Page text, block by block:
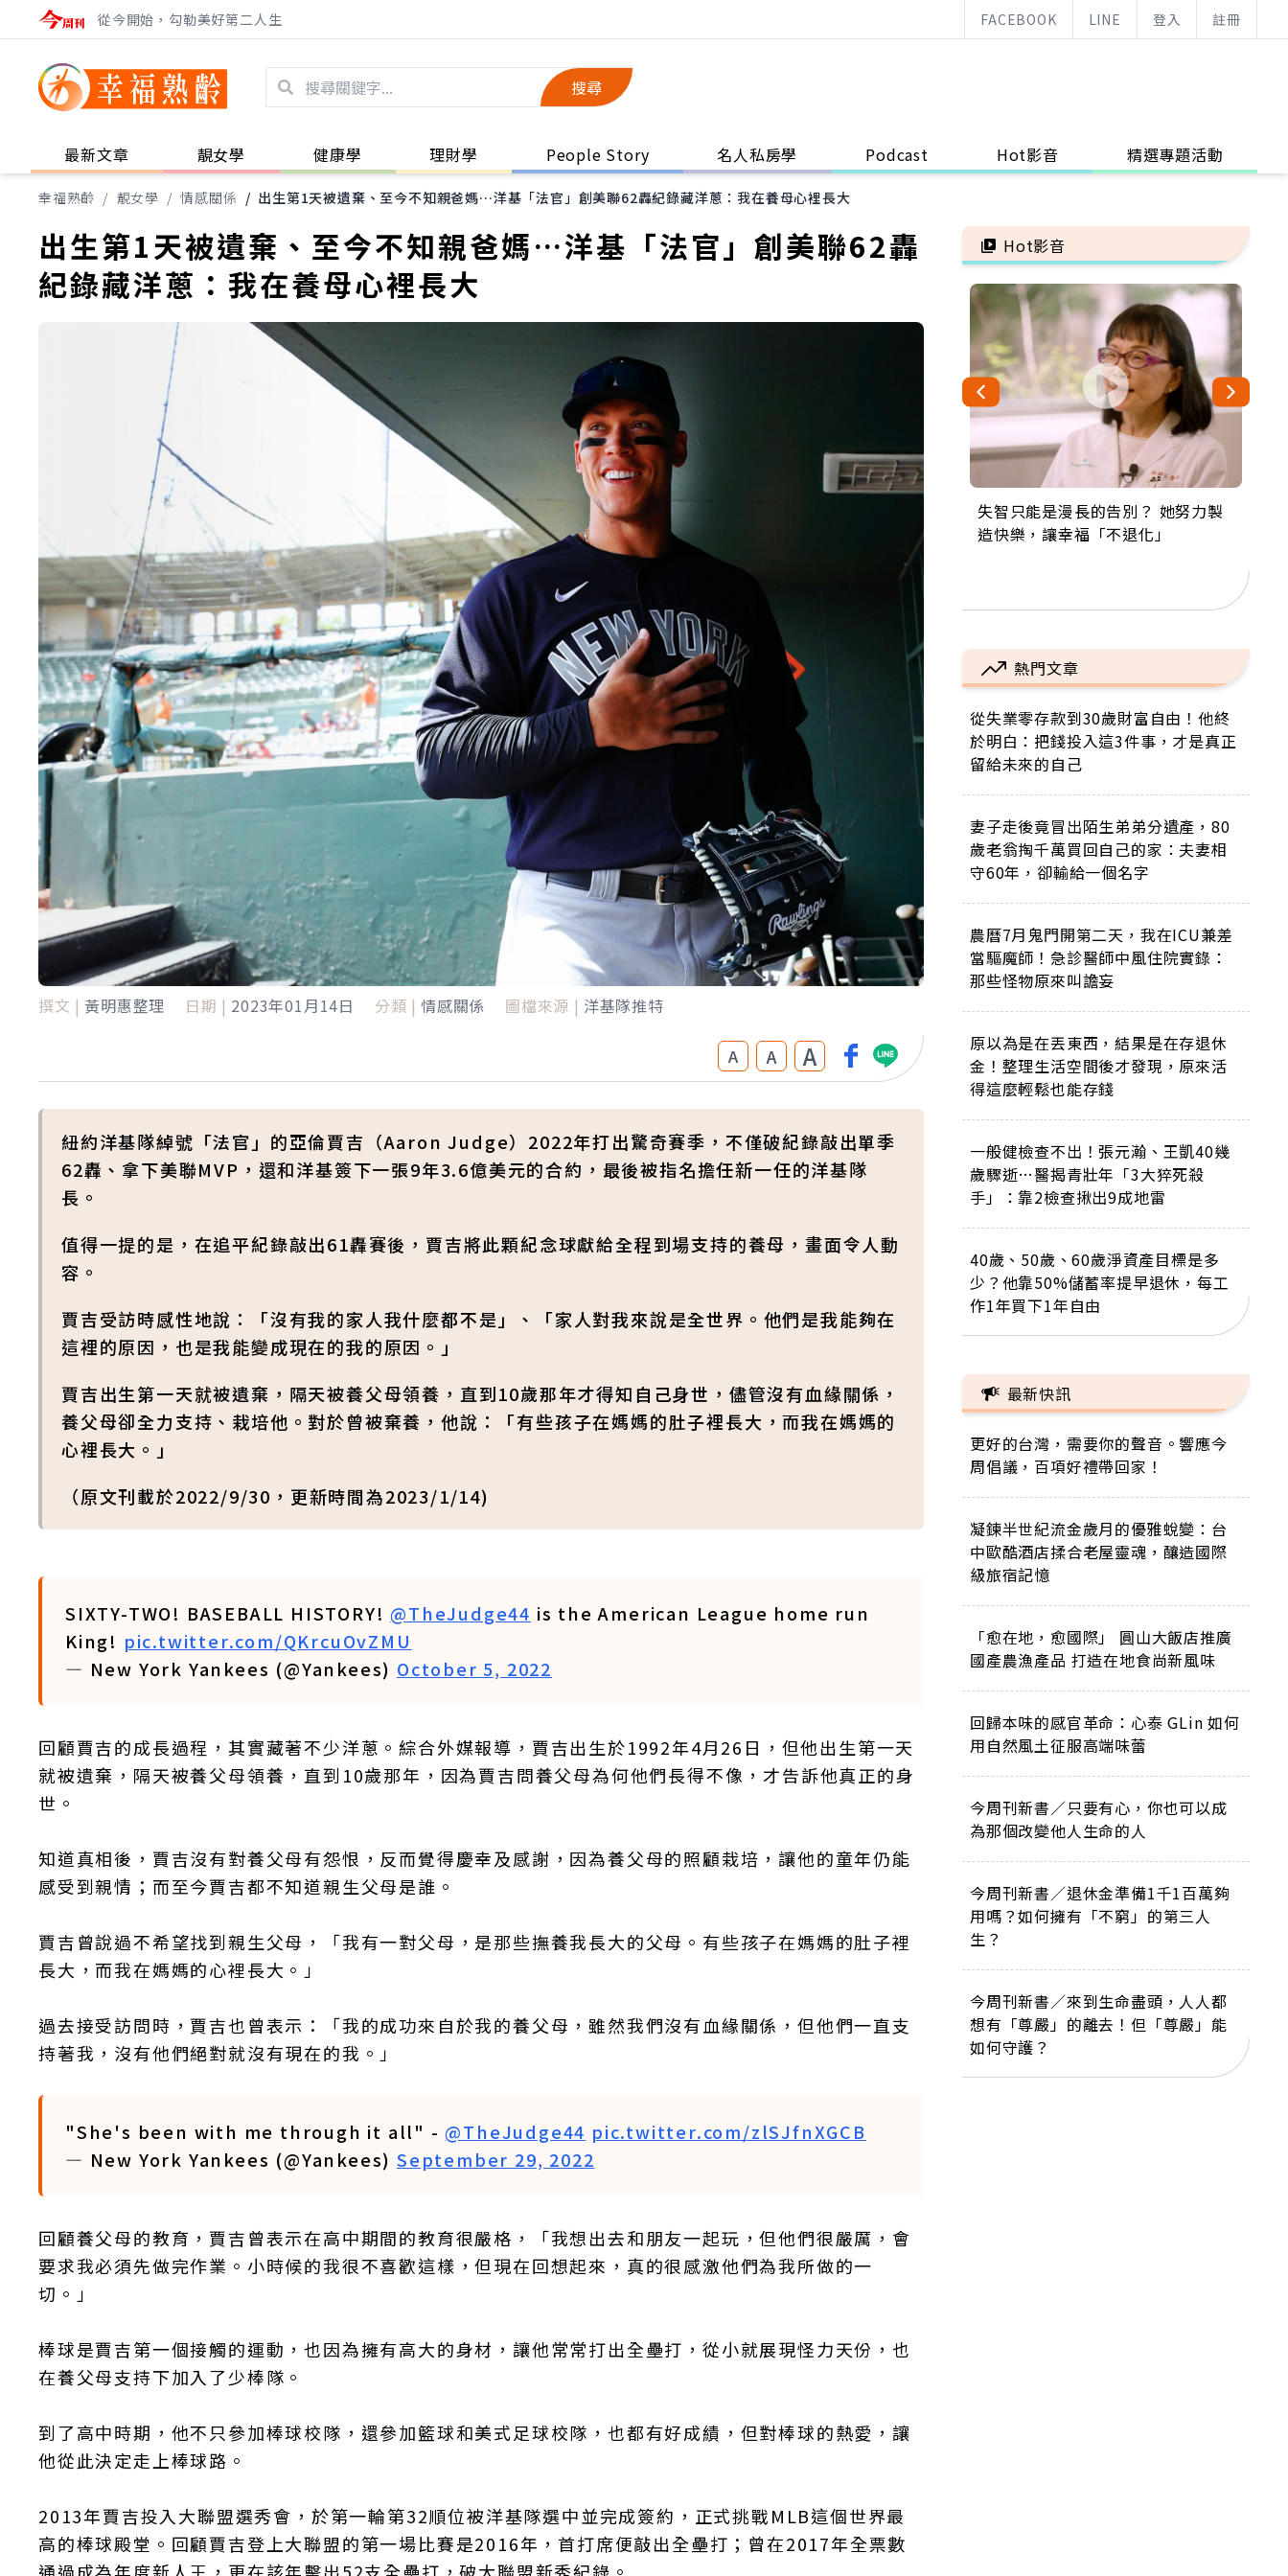
從今開始，勾勒美好第二人生 FACEBOOK LINE 登入 註冊
搜尋
最新文章 靚女學 健康學 理財學 People Story 名人私房學 Podcast Hot影音 精選專題活動
幸福熟齡 / 靚女學 / 情感關係 / 出生第1天被遺棄、至今不知親爸媽…洋基「法官」創美聯62轟紀錄藏洋蔥：我在養母心裡長大
出生第1天被遺棄、至今不知親爸媽…洋基「法官」創美聯62轟
紀錄藏洋蔥：我在養母心裡長大
撰文 | 黃明惠整理 日期 | 2023年01月14日 分類 | 情感關係 圖檔來源 | 洋基隊推特
A A A
紐約洋基隊綽號「法官」的亞倫賈吉（Aaron Judge）2022年打出驚奇賽季，不僅破紀錄敲出單季
62轟、拿下美聯MVP，還和洋基簽下一張9年3.6億美元的合約，最後被指名擔任新一任的洋基隊
長。
值得一提的是，在追平紀錄敲出61轟賽後，賈吉將此顆紀念球獻給全程到場支持的養母，畫面令人動
容。
賈吉受訪時感性地說：「沒有我的家人我什麼都不是」、「家人對我來說是全世界。他們是我能夠在
這裡的原因，也是我能變成現在的我的原因。」
賈吉出生第一天就被遺棄，隔天被養父母領養，直到10歲那年才得知自己身世，儘管沒有血緣關係，
養父母卻全力支持、栽培他。對於曾被棄養，他說：「有些孩子在媽媽的肚子裡長大，而我在媽媽的
心裡長大。」
（原文刊載於2022/9/30，更新時間為2023/1/14)
SIXTY-TWO! BASEBALL HISTORY!@TheJudge44 is the American League home run
King! pic.twitter.com/QKrcuOvZMU
— New York Yankees (@Yankees) October 5, 2022
回顧賈吉的成長過程，其實藏著不少洋蔥。綜合外媒報導，賈吉出生於1992年4月26日，但他出生第一天
就被遺棄，隔天被養父母領養，直到10歲那年，因為賈吉問養父母為何他們長得不像，才告訴他真正的身
世。
知道真相後，賈吉沒有對養父母有怨恨，反而覺得慶幸及感謝，因為養父母的照顧栽培，讓他的童年仍能
感受到親情；而至今賈吉都不知道親生父母是誰。
賈吉曾說過不希望找到親生父母，「我有一對父母，是那些撫養我長大的父母。有些孩子在媽媽的肚子裡
長大，而我在媽媽的心裡長大。」
過去接受訪問時，賈吉也曾表示：「我的成功來自於我的養父母，雖然我們沒有血緣關係，但他們一直支
持著我，沒有他們絕對就沒有現在的我。」
"She's been with me through it all" -@TheJudge44 pic.twitter.com/zlSJfnXGCB
— New York Yankees (@Yankees) September 29, 2022
回顧養父母的教育，賈吉曾表示在高中期間的教育很嚴格，「我想出去和朋友一起玩，但他們很嚴厲，會
要求我必須先做完作業。小時候的我很不喜歡這樣，但現在回想起來，真的很感激他們為我所做的一
切。」
棒球是賈吉第一個接觸的運動，也因為擁有高大的身材，讓他常常打出全壘打，從小就展現怪力天份，也
在養父母支持下加入了少棒隊。
到了高中時期，他不只參加棒球校隊，還參加籃球和美式足球校隊，也都有好成績，但對棒球的熱愛，讓
他從此決定走上棒球路。
2013年賈吉投入大聯盟選秀會，於第一輪第32順位被洋基隊選中並完成簽約，正式挑戰MLB這個世界最
高的棒球殿堂。回顧賈吉登上大聯盟的第一場比賽是2016年，首打席便敲出全壘打；曾在2017年全票數
Hot影音
失智只能是漫長的告別？ 她努力製
造快樂，讓幸福「不退化」
來自剛果的巧克力神父 為台灣奉獻
36年 「台灣是我的家，我連作夢都
63歲卸矽谷副總、搬回台灣找快
樂！「蛋黃哥小丑」走進安養院，
104歲打破金氏世界紀錄 成為全球
最年長羽球選手，分享長壽的秘密
事業巔峰他選擇追夢…黑手阿伯拉
小提琴還登上小巨蛋！連CNN都大
熱門文章
從失業零存款到30歲財富自由！他終
於明白：把錢投入這3件事，才是真正
留給未來的自己
妻子走後竟冒出陌生弟弟分遺產，80
歲老翁掏千萬買回自己的家：夫妻相
守60年，卻輸給一個名字
農曆7月鬼門開第二天，我在ICU兼差
當驅魔師！急診醫師中風住院實錄：
那些怪物原來叫譫妄
原以為是在丟東西，結果是在存退休
金！整理生活空間後才發現，原來活
得這麼輕鬆也能存錢
一般健檢查不出！張元瀚、王凱40幾
歲驟逝…醫揭青壯年「3大猝死殺
手」：靠2檢查揪出9成地雷
40歲、50歲、60歲淨資產目標是多
少？他靠50%儲蓄率提早退休，每工
作1年買下1年自由
最新快訊
更好的台灣，需要你的聲音。響應今
周倡議，百項好禮帶回家！
凝鍊半世紀流金歲月的優雅蛻變：台
中歐酷酒店揉合老屋靈魂，釀造國際
級旅宿記憶
「愈在地，愈國際」 圓山大飯店推廣
國產農漁產品 打造在地食尚新風味
回歸本味的感官革命：心泰 GLin 如何
用自然風土征服高端味蕾
今周刊新書／只要有心，你也可以成
為那個改變他人生命的人
今周刊新書／退休金準備1千1百萬夠
用嗎？如何擁有「不窮」的第三人
生？
今周刊新書／來到生命盡頭，人人都
想有「尊嚴」的離去！但「尊嚴」能
如何守護？